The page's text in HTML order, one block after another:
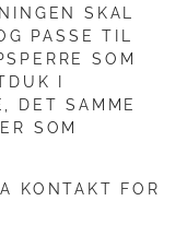
SKAL
PASSE TIL
SOM
I
DET SAMME
SOM
KONTAKT FOR